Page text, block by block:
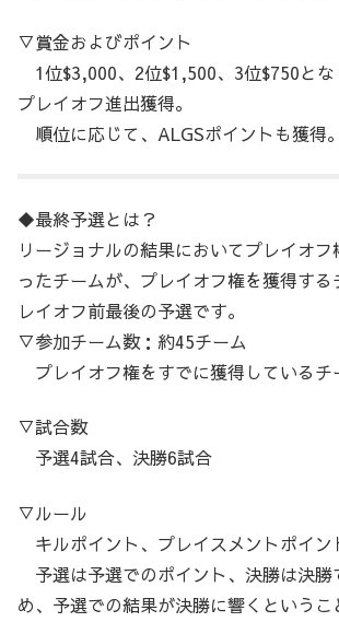
▽賞金およびポイント
1位$3,000、2位$1,500、3位$750とな
プレイオフ進出獲得。
順位に応じて、ALGSポイントも獲得。
◆最終予選とは？
リージョナルの結果においてプレイオ
ったチームが、プレイオフ権を獲得す
レイオフ前最後の予選です。
▽参加チーム数：約45チーム
プレイオフ権をすでに獲得しているチ
▽試合数
予選4試合、決勝6試合
▽ルール
キルポイント、プレイスメントポイン
予選は予選でのポイント、決勝は決勝
め、予選での結果が決勝に響くというこ